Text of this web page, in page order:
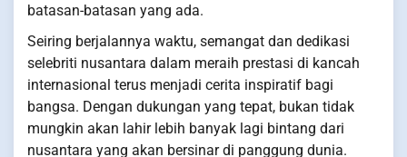
batasan-batasan yang ada.
Seiring berjalannya waktu, semangat dan dedikasi
selebriti nusantara dalam meraih prestasi di kancah
internasional terus menjadi cerita inspiratif bagi
bangsa. Dengan dukungan yang tepat, bukan tidak
mungkin akan lahir lebih banyak lagi bintang dari
nusantara yang akan bersinar di panggung dunia.